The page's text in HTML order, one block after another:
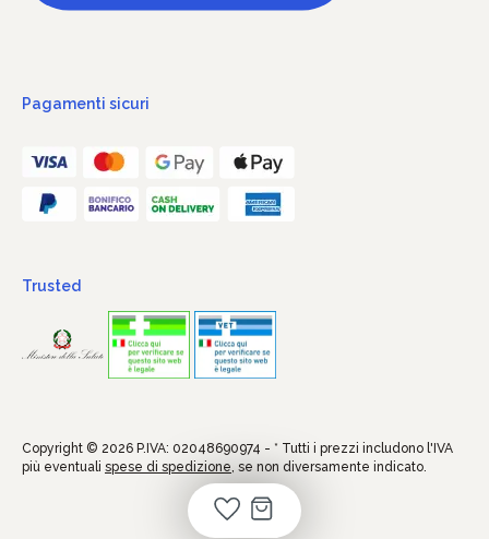
Pagamenti sicuri
Trusted
Copyright © 2026 P.IVA: 02048690974 - * Tutti i prezzi includono l'IVA
più eventuali spese di spedizione, se non diversamente indicato.